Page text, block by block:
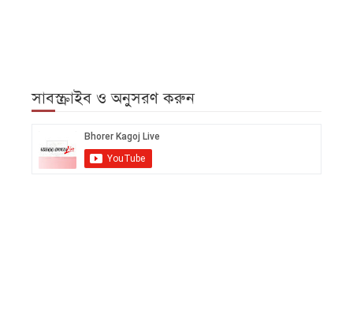
সাবস্ক্রাইব ও অনুসরণ করুন